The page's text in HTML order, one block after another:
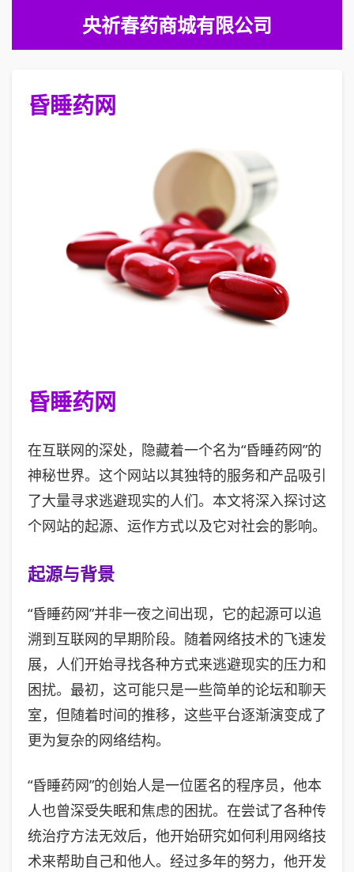
央祈春药商城有限公司
昏睡药网
昏睡药网
在互联网的深处，隐藏着一个名为“昏睡药网”的
神秘世界。这个网站以其独特的服务和产品吸引
了大量寻求逃避现实的人们。本文将深入探讨这
个网站的起源、运作方式以及它对社会的影响。
起源与背景
“昏睡药网”并非一夜之间出现，它的起源可以追
溯到互联网的早期阶段。随着网络技术的飞速发
展，人们开始寻找各种方式来逃避现实的压力和
困扰。最初，这可能只是一些简单的论坛和聊天
室，但随着时间的推移，这些平台逐渐演变成了
更为复杂的网络结构。
“昏睡药网”的创始人是一位匿名的程序员，他本
人也曾深受失眠和焦虑的困扰。在尝试了各种传
统治疗方法无效后，他开始研究如何利用网络技
术来帮助自己和他人。经过多年的努力，他开发